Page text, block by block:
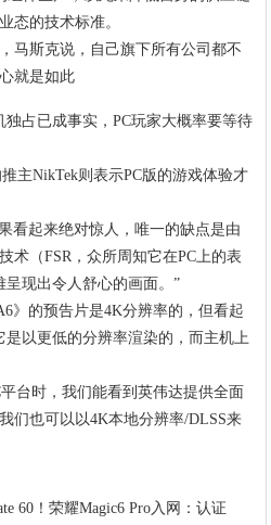
态的技术标准。
斯克说，自己旗下所有公司都不
就是如此
占已成事实，PC玩家大概率要等待
NikTek则表示PC版的游戏体验才
起来绝对惊人，唯一的缺点是由
术（FSR，众所周知它在PC上的表
现出令人舒心的画面。”
的预告片是4K分辨率的，但看起
是以更低的分辨率渲染的，而主机上
台时，我们能看到英伟达提供全面
们也可以以4K本地分辨率/DLSS来
！荣耀Magic6 Pro入网：认证